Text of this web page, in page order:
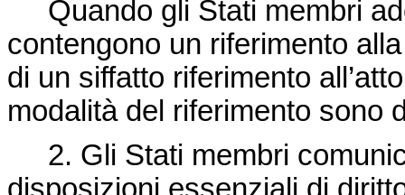
Quando gli Stati membri
contengono un riferimento
di un siffatto riferimento
modalità del riferimento sono
2. Gli Stati membri